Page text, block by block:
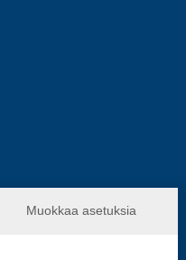
Muokkaa asetuksia